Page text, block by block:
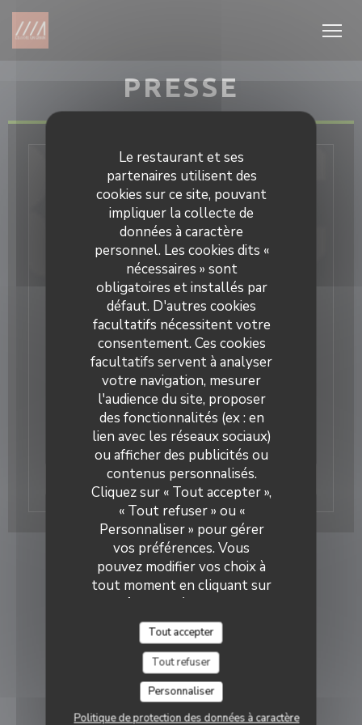
Personnalisation de vos choix en matière de cookies
Le restaurant et ses
partenaires utilisent des
cookies sur ce site, pouvant
impliquer la collecte de
données à caractère
personnel. Les cookies dits «
nécessaires » sont
obligatoires et installés par
défaut. D'autres cookies
facultatifs nécessitent votre
consentement. Ces cookies
facultatifs servent à analyser
votre navigation, mesurer
l'audience du site, proposer
des fonctionnalités (ex : en
lien avec les réseaux sociaux)
ou afficher des publicités ou
contenus personnalisés.
Cliquez sur « Tout accepter »,
« Tout refuser » ou «
Personnaliser » pour gérer
vos préférences. Vous
pouvez modifier vos choix à
tout moment en cliquant sur
l'icône représentant un
cookie en bas à gauche des
pages du site.
Tout accepter
Tout refuser
Personnaliser
Politique de protection des données à caractère
PRESSE
11/12/2023
Loir et Cher Info
Présentation de la crêperie. Article signé Anne
Sarazin
Lire l'article((ouvre une nouvelle